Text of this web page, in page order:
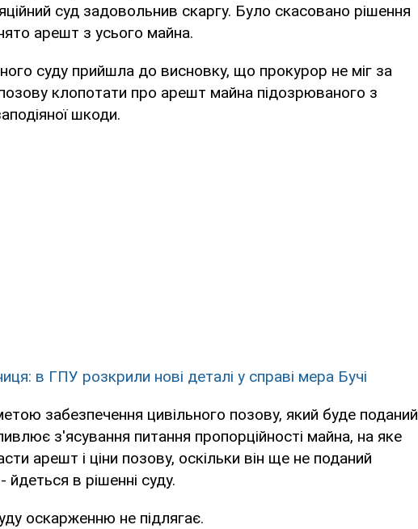
суд задовольнив скаргу. Було скасовано рішення
арешт з усього майна.
суду прийшла до висновку, що прокурор не міг за
позову клопотати про арешт майна підозрюваного з
шкоди.
в ГПУ розкрили нові деталі у справі мера Бучі
забезпечення цивільного позову, який буде поданий
з'ясування питання пропорційності майна, на яке
арешт і ціни позову, оскільки він ще не поданий
в рішенні суду.
оскарженню не підлягає.